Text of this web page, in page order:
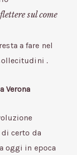
sul come
a fare nel
.
Verona
certo da
oggi in epoca